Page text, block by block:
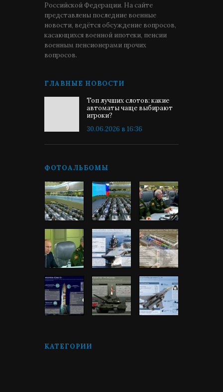
Российской Федерации. На сайте
представлены последние военные
новости, ведётся обсуждение вопросов,
касающихся военной ипотеки, пенсии
военным пенсионерами прочих
вопросов.
ГЛАВНЫЕ НОВОСТИ
Топ лучших слотов: какие
автоматы чаще выбирают
игроки?
30.06.2026 в 16:36
ФОТОАЛЬБОМЫ
КАТЕГОРИИ